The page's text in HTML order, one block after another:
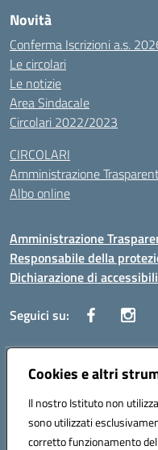
Cookies e altri
Il nostro Istituto non
sono utilizzati
corretto funzionamento
Novità
Conferma Iscrizioni a.s.
Le circolari
Le notizie
Area Sindacale
Circolari 2022/2023
CIRCOLARI
Amministrazione
Albo online
Amministrazione
Responsabile della
Dichiarazione di
Seguici su:
Indirizzo:Corso Vittorio
Posta elettronica certificata
Codice fiscale: 97308550827